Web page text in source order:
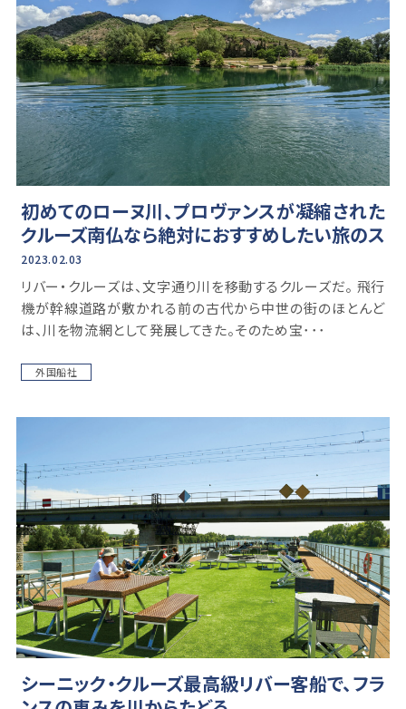
初めてのローヌ川、プロヴァンスが凝縮された
クルーズ南仏なら絶対におすすめしたい旅のス
タイル
2023.02.03
リバー・クルーズは、文字通り川を移動するクルーズだ。 飛行
機が幹線道路が敷かれる前の古代から中世の街のほとんど
は、川を物流網として発展してきた。そのため宝･･･
外国船社
シーニック・クルーズ最高級リバー客船で、フラ